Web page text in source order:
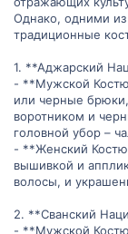
Однако, одними
традиционные
1. **Аджарский
- **Мужской
или черные
воротником и
головной убор –
- **Женский
вышивкой и
волосы, и
2. **Сванский
- **Мужской